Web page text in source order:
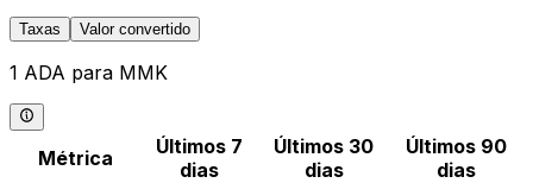
Taxas Valor convertido
1 ADA para MMK
Métrica
Últimos 7
dias
Últimos 30
dias
Últimos 90
dias